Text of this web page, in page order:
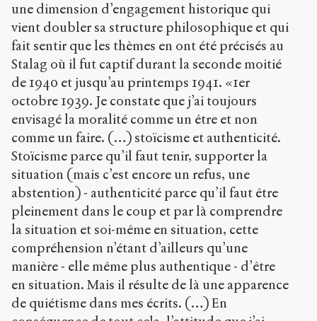
une dimension d’engagement historique qui
vient doubler sa structure philosophique et qui
fait sentir que les thèmes en ont été précisés au
Stalag où il fut captif durant la seconde moitié
de 1940 et jusqu’au printemps 1941. «1er
octobre 1939. Je constate que j’ai toujours
envisagé la moralité comme un être et non
comme un faire. (…) stoïcisme et authenticité.
Stoïcisme parce qu’il faut tenir, supporter la
situation (mais c’est encore un refus, une
abstention) - authenticité parce qu’il faut être
pleinement dans le coup et par là comprendre
la situation et soi-même en situation, cette
compréhension n’étant d’ailleurs qu’une
manière - elle même plus authentique - d’être
en situation. Mais il résulte de là une apparence
de quiétisme dans mes écrits. (…) En